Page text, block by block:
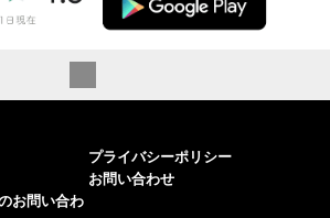
お問い合わ
プライバシーポリシー
お問い合わせ